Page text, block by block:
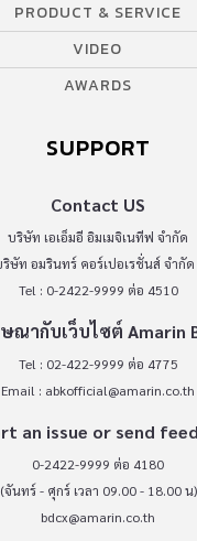
PRODUCT & SERVICE
VIDEO
AWARDS
SUPPORT
Contact US
บริษัท เอเอ็มอี อิมเมจิเนทีฟ จำกัด
ริษัท อมรินทร์ คอร์เปอเรชั่นส์ จำกั
Tel : 0-2422-9999 ต่อ 4510
ณากับเว็บไซต์ Amarin
Tel : 02-422-9999 ต่อ 4775
Email : abkofficial@amarin.co.th
an issue or send
0-2422-9999 ต่อ 4180
(จันทร์ - ศุกร์ เวลา 09.00 - 18.00 น)
bdcx@amarin.co.th